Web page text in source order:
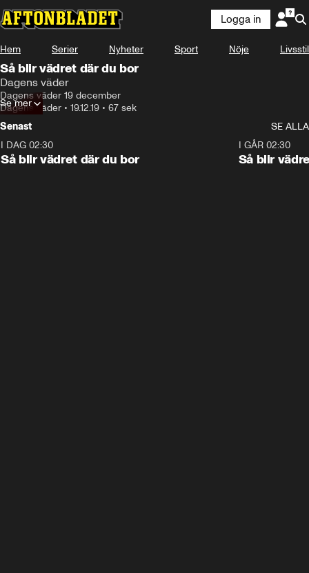
Logga in
Hem Serier Nyheter Sport Nöje Livsstil
Så blir vädret där du bor
Dagens väder
Dagens väder 19 december
Dagens väder • 19.12.19 • 67 sek
Se mer
Senast
SE ALLA
I DAG 02:30
Så blir vädret där du bor
I GÅR 02:30
Så blir